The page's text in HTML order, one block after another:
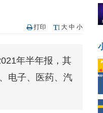
结构性存款玩起“跷跷板” 结构性失衡
调十年期债表现最弱
功，全产业链解析
析周报（2020. 08.17—2020.08.21）
打印 大 中 小
年半年报，其
电子、医药、汽